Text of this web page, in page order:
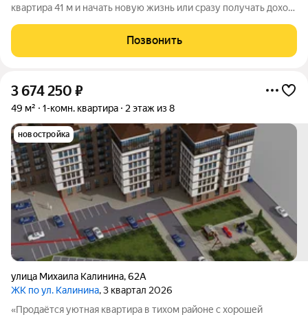
квартира 41 м и начать новую жизнь или сразу получать доход
изолированная планировка. Есть
Позвонить
3 674 250 ₽
49 м² 1-комн. квартира 2 этаж из 8
новостройка
улица Михаила Калинина,62А
ЖК по ул. Калинина, 3 квартал 2026
«Продаётся уютная квартира в тихом районе с хорошей